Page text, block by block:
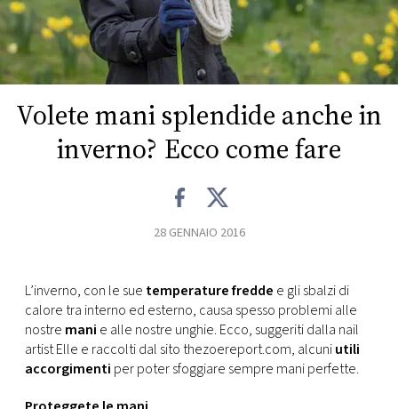
FOTO
CONCORSI
EVENTI
PRINCIPATO
DI
MONACO
Volete mani splendide anche in
inverno? Ecco come fare
28 GENNAIO 2016
L’inverno, con le sue temperature fredde e gli sbalzi di
calore tra interno ed esterno, causa spesso problemi alle
nostre mani e alle nostre unghie. Ecco, suggeriti dalla nail
artist Elle e raccolti dal sito thezoereport.com, alcuniutili
accorgimenti per poter sfoggiare sempre mani perfette.